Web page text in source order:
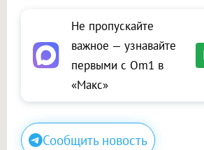
Не пропускайте
важное — узнавайте
первыми с Om1 в
«Макс»
Сообщить новость